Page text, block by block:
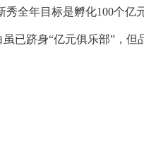
全年目标是孵化100个
已跻身“亿元俱乐部”，